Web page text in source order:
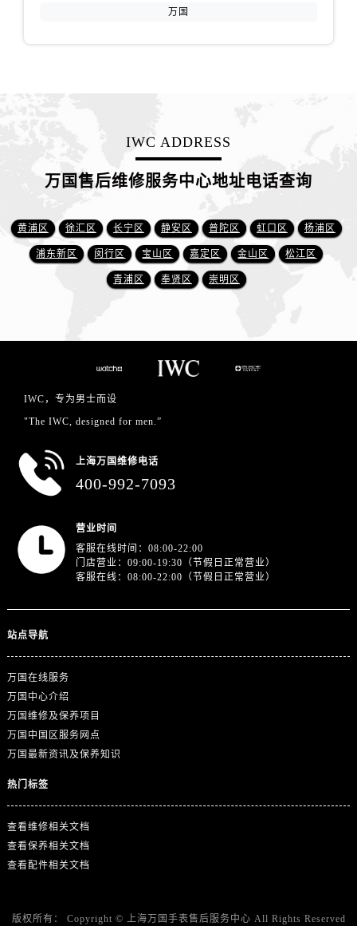
万国
IWC ADDRESS
万国售后维修服务中心地址电话查询
黄浦区 徐汇区 长宁区 静安区 普陀区 虹口区 杨浦区
浦东新区 闵行区 宝山区 嘉定区 金山区 松江区
青浦区 奉贤区 崇明区
IWC，专为男士而设
"The IWC, designed for men.”
上海万国维修电话
400-992-7093
营业时间
客服在线时间：08:00-22:00
门店营业：09:00-19:30（节假日正常营业）
客服在线：08:00-22:00（节假日正常营业）
站点导航
万国在线服务
万国中心介绍
万国维修及保养项目
万国中国区服务网点
万国最新资讯及保养知识
热门标签
查看维修相关文档
查看保养相关文档
查看配件相关文档
版权所有： Copyright © 上海万国手表售后服务中心 All Rights Reserved